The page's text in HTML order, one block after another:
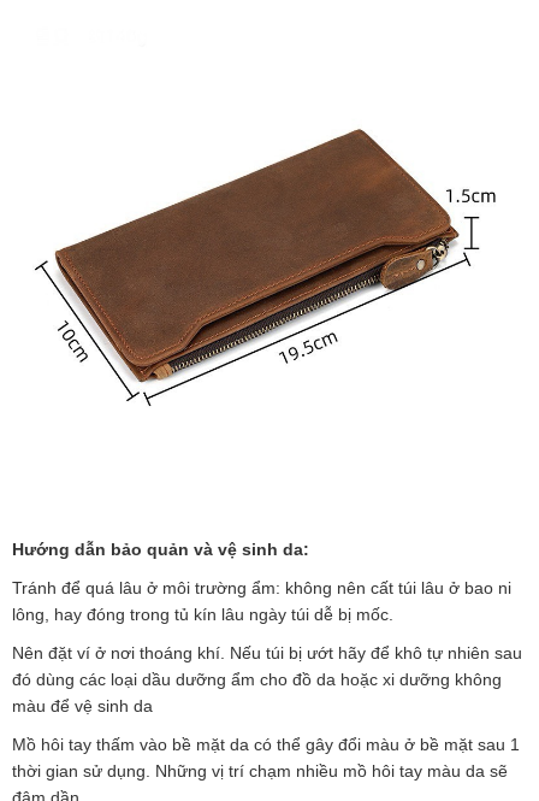
Hướng dẫn bảo quản và vệ sinh da:
Tránh để quá lâu ở môi trường ẩm: không nên cất túi lâu ở bao ni
lông, hay đóng trong tủ kín lâu ngày túi dễ bị mốc.
Nên đặt ví ở nơi thoáng khí. Nếu túi bị ướt hãy để khô tự nhiên sau
đó dùng các loại dầu dưỡng ẩm cho đồ da hoặc xi dưỡng không
màu để vệ sinh da
Mồ hôi tay thấm vào bề mặt da có thể gây đổi màu ở bề mặt sau 1
thời gian sử dụng. Những vị trí chạm nhiều mồ hôi tay màu da sẽ